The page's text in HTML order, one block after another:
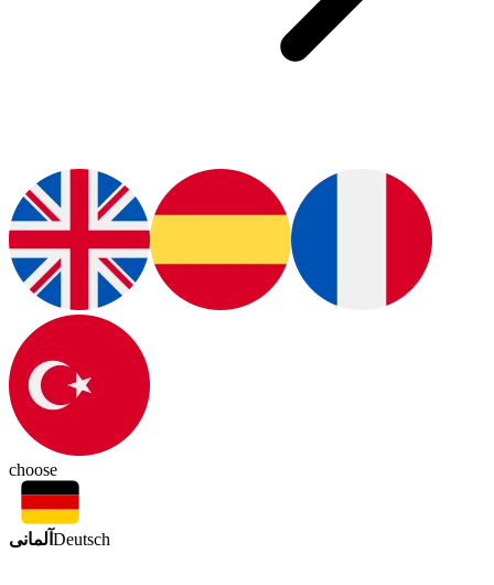
choose
آلمانی Deutsch